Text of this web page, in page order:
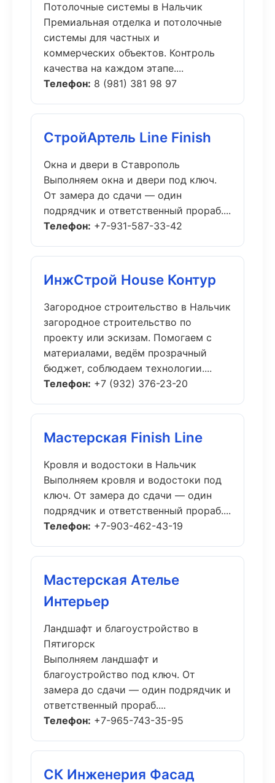
Потолочные системы в Нальчик
Премиальная отделка и потолочные
системы для частных и
коммерческих объектов. Контроль
качества на каждом этапе....
Телефон: 8 (981) 381 98 97
СтройАртель Line Finish
Окна и двери в Ставрополь
Выполняем окна и двери под ключ.
От замера до сдачи — один
подрядчик и ответственный прораб....
Телефон: +7-931-587-33-42
ИнжСтрой House Контур
Загородное строительство в Нальчик
загородное строительство по
проекту или эскизам. Помогаем с
материалами, ведём прозрачный
бюджет, соблюдаем технологии....
Телефон: +7 (932) 376-23-20
Мастерская Finish Line
Кровля и водостоки в Нальчик
Выполняем кровля и водостоки под
ключ. От замера до сдачи — один
подрядчик и ответственный прораб....
Телефон: +7-903-462-43-19
Мастерская Ателье
Интерьер
Ландшафт и благоустройство в
Пятигорск
Выполняем ландшафт и
благоустройство под ключ. От
замера до сдачи — один подрядчик и
ответственный прораб....
Телефон: +7-965-743-35-95
СК Инженерия Фасад